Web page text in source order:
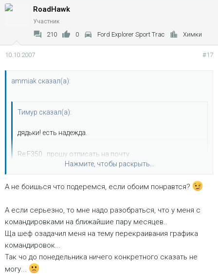
RoadHawk
Участник
210 0 Ford Explorer Sport Trac Химки
10.10.2007 #17
ammiak сказал(а):
Тимур сказал(а):
дядьки! есть надежда.
Re:F350 . прошу отписать на почту
Здравствуйте еще раз. Господин gvr, который создал
отвечает, поэтому через два дня Форд снова будет в
продаже. Можете первым занять очередь. Судьба стекла
зависит от нового хозяина."
я ним списывался насчет стекла. . если будете писать -
пишите что от моего имени ))) там у меня ник Timurgen.
чтоб там не региться (лень) дай ему мою почту, если не я, то
RoadHawk точно заберет. я решу только после осмотра на
месте.
2 RoadHawk - поехали, посмотрим? на месте и решим, кто
его забирает из нас
Нажмите, чтобы раскрыть...
А не боишься что подеремся, если обоим понравтся?
А если серьезно, то мне надо разобраться, что у меня с
командировками на ближайшие пару месяцев..
Ща шеф озадачил меня на тему перекраивания графика
командировок...
Так чо до понедельника ничего конкретного сказать не
могу...